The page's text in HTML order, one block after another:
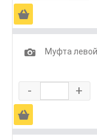
Ä
1
Муфта
- +
Ä